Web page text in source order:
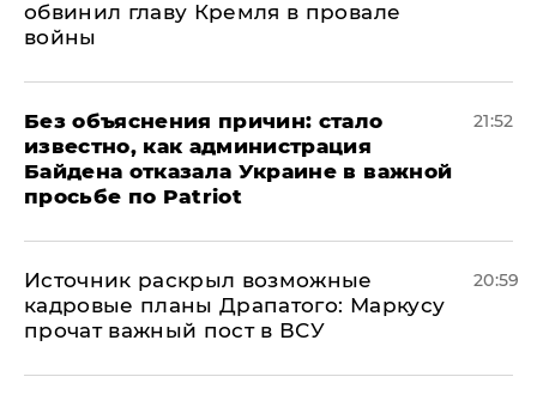
обвинил главу Кремля в провале
войны
Без объяснения причин: стало
известно, как администрация
Байдена отказала Украине в важной
просьбе по Patriot
21:52
​Источник раскрыл возможные
кадровые планы Драпатого: Маркусу
прочат важный пост в ВСУ
20:59